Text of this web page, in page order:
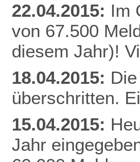
22.04.2015: Im
von 67.500
diesem Jahr)!
18.04.2015:
überschritten.
15.04.2015:
Jahr